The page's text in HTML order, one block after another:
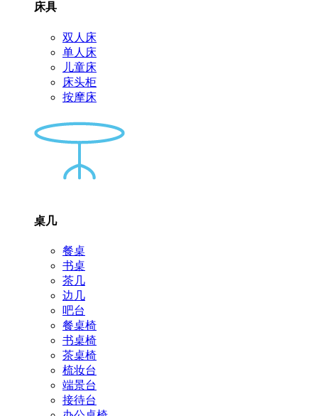
床具
双人床
单人床
儿童床
床头柜
按摩床
桌几
餐桌
书桌
茶几
边几
吧台
餐桌椅
书桌椅
茶桌椅
梳妆台
端景台
接待台